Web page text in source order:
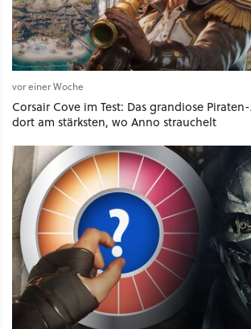
vor einer Woche
Corsair Cove im Test: Das grandiose
dort am stärksten, wo Anno strauchelt